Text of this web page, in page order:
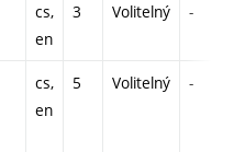
cs,
en
3 Volitelný -
cs,
en
5 Volitelný -